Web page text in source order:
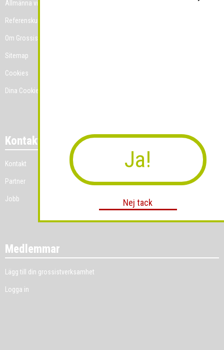
Allmänna villkor
Referenskunder
Om Grossist.se
Sitemap
Cookies
Dina Cookie-prefenser
Kontakt
Kontakt
Partner
Jobb
Medlemmar
Lägg till din grossistverksamhet
Logga in
Ja!
Nej tack